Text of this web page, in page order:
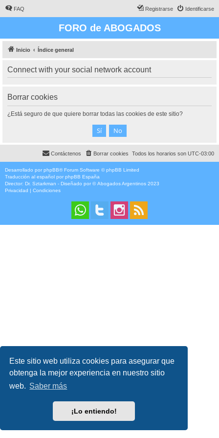
Este sitio web utiliza cookies para asegurar que
obtenga la mejor experiencia en nuestro sitio
web. Saber más
¡Lo entiendo!
FAQ Identificarse
Registrarse
FORO de ABOGADOS
Inicio Índice general
Connect with your social network account
Borrar cookies
¿Está seguro de que quiere borrar todas las cookies de este sitio?
Todos los horarios son UTC-03:00
Borrar cookies
Contáctenos
Desarrollado por phpBB® Forum Software © phpBB Limited
Traducción al español por phpBB España
Director: Dr. Sztarkman - Diseñado por ©Abogados Argentinos 2023
Privacidad | Condiciones